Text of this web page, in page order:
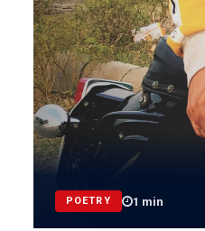
POETRY 1 min